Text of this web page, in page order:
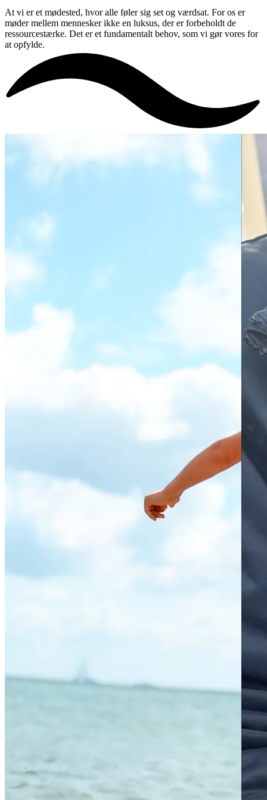
At vi er et mødested, hvor alle føler sig set og værdsat. For os er
møder mellem mennesker ikke en luksus, der er forbeholdt de
ressourcestærke. Det er et fundamentalt behov, som vi gør vores for
at opfylde.